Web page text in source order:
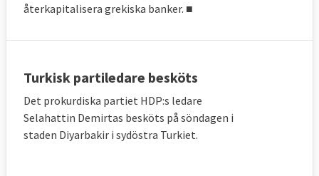
återkapitalisera grekiska banker. ■
Turkisk partiledare besköts
Det prokurdiska partiet HDP:s ledare
Selahattin Demirtas besköts på söndagen i
staden Diyarbakir i sydöstra Turkiet.